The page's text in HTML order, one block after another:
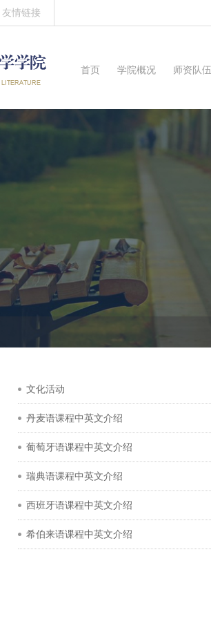
友情链接
首页 学院概况 师资队伍
文化活动
丹麦语课程中英文介绍
葡萄牙语课程中英文介绍
瑞典语课程中英文介绍
西班牙语课程中英文介绍
希伯来语课程中英文介绍